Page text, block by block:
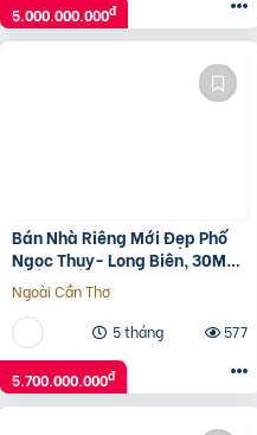
5.000.000.000đ
Bán Nhà Riêng Mới Đẹp Phố
Ngọc Thụy- Long Biên, 30M2,
5 5 5.7
Ngoài Cần Thơ
5 tháng
577
5.700.000.000đ